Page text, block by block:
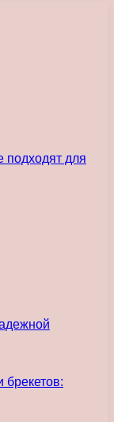
подходят для
брекетов: